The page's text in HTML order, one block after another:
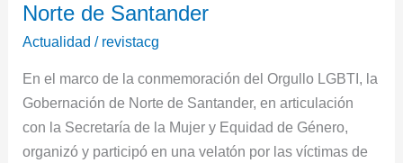
Norte de Santander
Actualidad / revistacg
En el marco de la conmemoración del Orgullo LGBTI, la
Gobernación de Norte de Santander, en articulación
con la Secretaría de la Mujer y Equidad de Género,
organizó y participó en una velatón por las víctimas de
víctimas
LGBTI
Norte
de
Santander